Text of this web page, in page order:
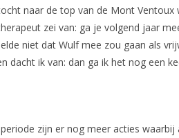
naar de top van de Mont
zei van: ga je volgend jaar
niet dat Wulf mee zou gaan als
dacht ik van: dan ga ik het nog een
zijn er nog meer acties